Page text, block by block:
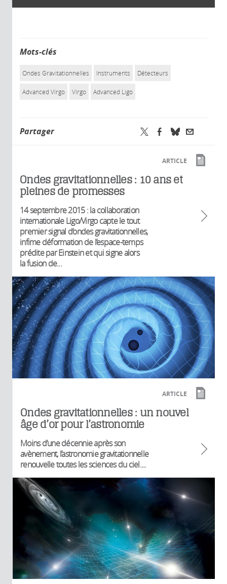
Mots-clés
Ondes Gravitationnelles Instruments Détecteurs
Advanced Virgo Virgo Advanced Ligo
Partager
ARTICLE
Ondes gravitationnelles : 10 ans et
pleines de promesses
14 septembre 2015 : la collaboration
internationale Ligo/Virgo capte le tout
premier signal d’ondes gravitationnelles,
infime déformation de l’espace-temps
prédite par Einstein et qui signe alors
la fusion de...
ARTICLE
Ondes gravitationnelles : un nouvel
âge d’or pour l’astronomie
Moins d’une décennie après son
avènement, l’astronomie gravitationnelle
renouvelle toutes les sciences du ciel....